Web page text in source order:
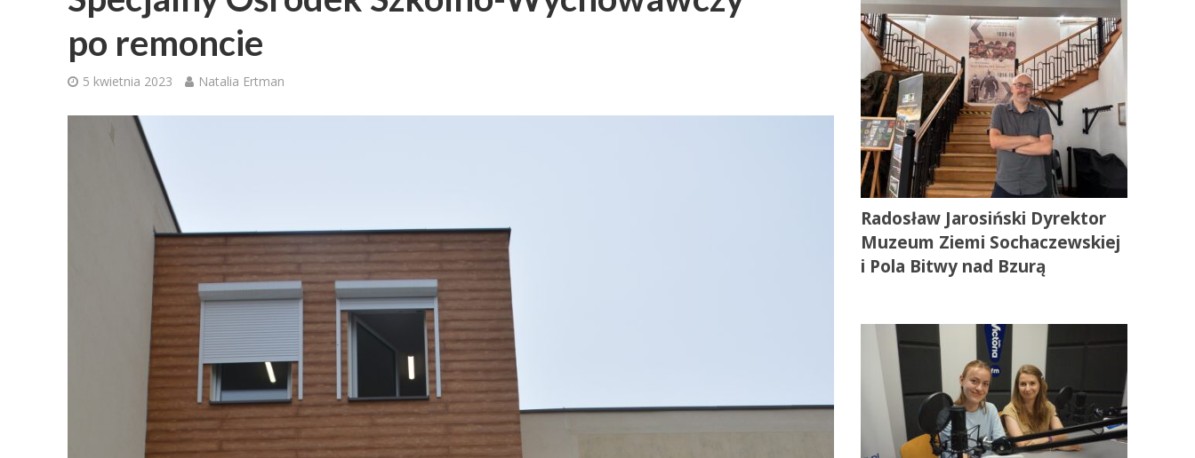
po remoncie
5 kwietnia 2023 Natalia Ertman
Radosław Jarosiński Dyrektor
Muzeum Ziemi Sochaczewskiej
i Pola Bitwy nad Bzurą